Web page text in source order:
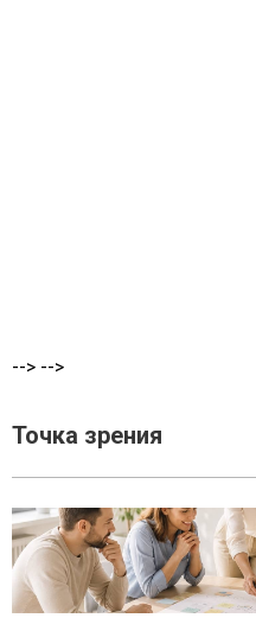
--> -->
Точка зрения